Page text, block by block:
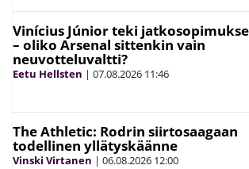
Vinícius Júnior teki
– oliko Arsenal sittenkin vain
neuvotteluvaltti?
Eetu Hellsten | 07.08.2026 11:46
The Athletic: Rodrin siirtosaagaan
todellinen yllätyskäänne
Vinski Virtanen | 06.08.2026 12:00